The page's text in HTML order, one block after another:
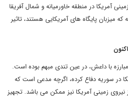
آمریکا در منطقه خاورمیانه و شمال آفریقا
میزبان پایگاه های آمریکایی هستند، تاثیر
با داعش، در عین تندی مبهم بوده است.
در سوریه دفاع کرده، اگرچه مدعی است که
زمینی آمریکا نیز ممکن می باشد. تجهیز